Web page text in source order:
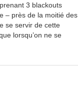
3 blackouts
– près de la moitié des
se servir de cette
lorsqu’on ne se